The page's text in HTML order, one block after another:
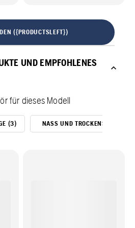
({PRODUCTSLEFT})
UND EMPFOHLENES
für dieses Modell
(3) NASS UND TROCKENSAUGER (1)